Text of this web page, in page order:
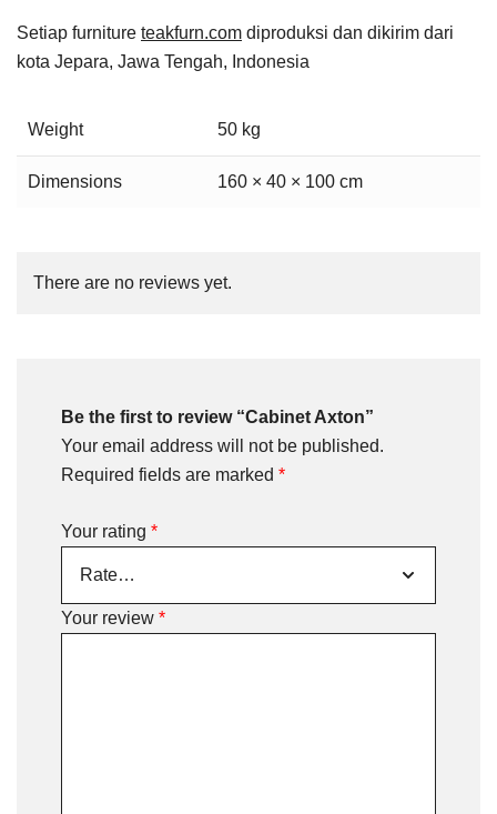
Setiap furniture teakfurn.com diproduksi dan dikirim dari
kota Jepara, Jawa Tengah, Indonesia
Weight 50 kg
Dimensions 160 × 40 × 100 cm
There are no reviews yet.
Be the first to review “Cabinet Axton”
Your email address will not be published.
Required fields are marked *
Your rating *
Your review *